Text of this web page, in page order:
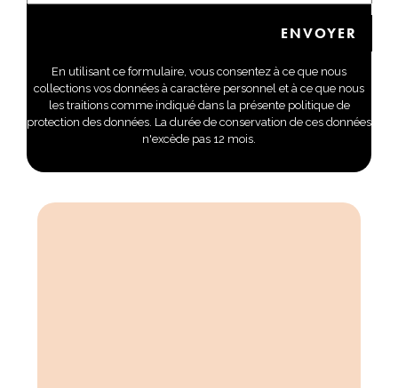
En utilisant ce formulaire, vous consentez à ce que nous
collections vos données à caractère personnel et à ce que nous
les traitions comme indiqué dans la présente politique de
protection des données. La durée de conservation de ces données
n'excède pas 12 mois.